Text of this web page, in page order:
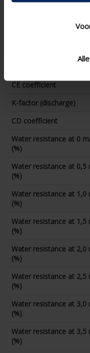
CE coefficient
K-factor (discharge)
CD coefficient
Water resistance at 0
(%)
Water resistance at 0,5
(%)
Water resistance at 1,0
(%)
Water resistance at 1,5
(%)
Water resistance at 2,0
(%)
Water resistance at 2,5
(%)
Water resistance at 3,0
(%)
Water resistance at 3,5
(%)